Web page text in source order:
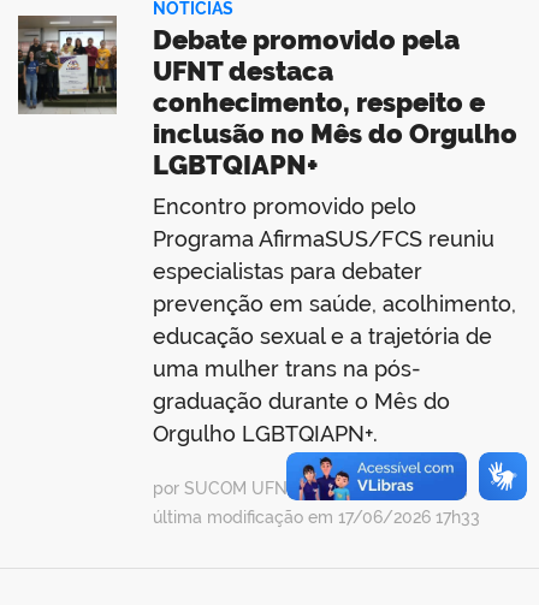
NOTÍCIAS
Debate promovido pela
UFNT destaca
conhecimento, respeito e
inclusão no Mês do Orgulho
LGBTQIAPN+
Encontro promovido pelo
Programa AfirmaSUS/FCS reuniu
especialistas para debater
prevenção em saúde, acolhimento,
educação sexual e a trajetória de
uma mulher trans na pós-
graduação durante o Mês do
Orgulho LGBTQIAPN+.
por SUCOM UFNT, publicado em 15h29,
última modificação em 17/06/2026 17h33